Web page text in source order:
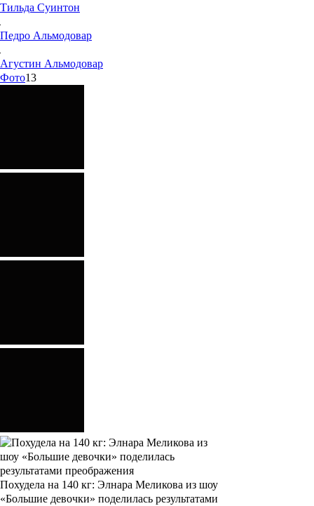
Тильда Суинтон
Педро Альмодовар
Агустин Альмодовар
Фото13
Похудела на 140 кг: Элнара Меликова из шоу
«Большие девочки» поделилась результатами